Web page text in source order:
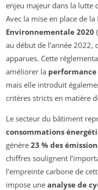
enjeu majeur dans la lutte
Avec la mise en place de la
Environnementale 2020
au début de l’année 2022,
apparues. Cette
améliorer la
mais elle introduit
critères stricts en matière
Le secteur du bâtiment
consommations
génère 23 % des
chiffres soulignent
l’empreinte carbone de
impose une analyse de